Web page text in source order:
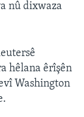
nû dixwaza
hêlana êrîşên
Washington